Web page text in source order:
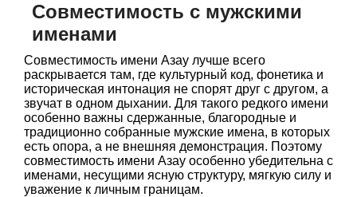
Совместимость с мужскими
именами
Совместимость имени Азау лучше всего
раскрывается там, где культурный код, фонетика и
историческая интонация не спорят друг с другом, а
звучат в одном дыхании. Для такого редкого имени
особенно важны сдержанные, благородные и
традиционно собранные мужские имена, в которых
есть опора, а не внешняя демонстрация. Поэтому
совместимость имени Азау особенно убедительна с
именами, несущими ясную структуру, мягкую силу и
уважение к личным границам.